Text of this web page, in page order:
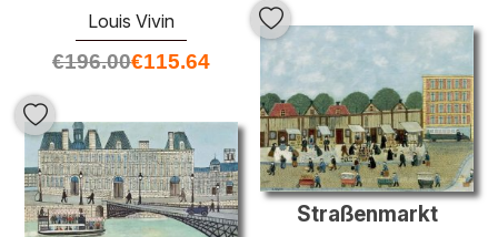
Louis Vivin
€196.00€115.64
Straßenmarkt